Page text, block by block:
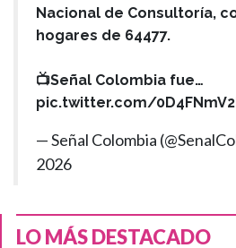
Nacional de Consultoría,
hogares de 64477.
📺Señal Colombia fue…
pic.twitter.com/
— Señal Colombia
2026
LO MÁS DESTACADO